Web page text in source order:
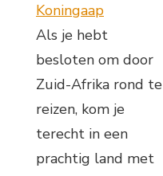
Koningaap
Als je hebt
besloten om door
Zuid-Afrika rond te
reizen, kom je
terecht in een
prachtig land met